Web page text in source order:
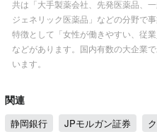
共は「大手製薬会社、先発医薬品、
ジェネリック医薬品」などの分野で
特徴として「女性が働きやすい、従
などがあります。国内有数の大企業
います。
関連
静岡銀行 JPモルガン証券